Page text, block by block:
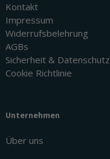
Kontakt
Impressum
Widerrufsbelehrung
AGBs
Sicherheit & Datenschutz
Cookie Richtlinie
Unternehmen
Über uns